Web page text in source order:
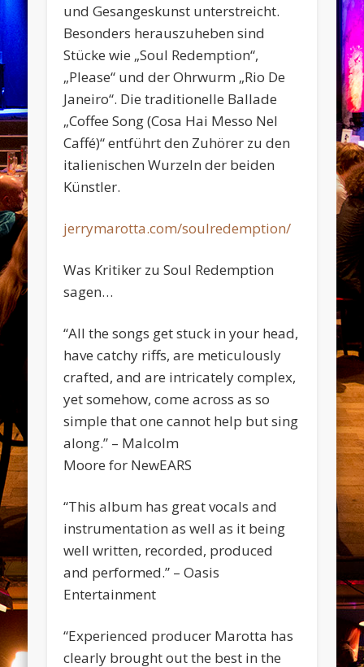
und Gesangeskunst unterstreicht.
Besonders herauszuheben sind
Stücke wie „Soul Redemption“,
„Please“ und der Ohrwurm „Rio De
Janeiro“. Die traditionelle Ballade
„Coffee Song (Cosa Hai Messo Nel
Caffé)“ entführt den Zuhörer zu den
italienischen Wurzeln der beiden
Künstler.
jerrymarotta.com/soulredemption/
Was Kritiker zu Soul Redemption
sagen…
“All the songs get stuck in your head,
have catchy riffs, are meticulously
crafted, and are intricately complex,
yet somehow, come across as so
simple that one cannot help but sing
along.” – Malcolm
Moore for NewEARS
“This album has great vocals and
instrumentation as well as it being
well written, recorded, produced
and performed.” – Oasis
Entertainment
“Experienced producer Marotta has
clearly brought out the best in the